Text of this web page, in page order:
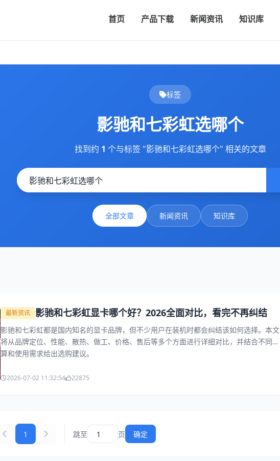
首页 产品下载 新闻资讯 知识库
标签
影驰和七彩虹选哪个
找到约 1 个与标签 "影驰和七彩虹选哪个" 相关的文章
全部文章 新闻资讯 知识库
最新资讯 影驰和七彩虹显卡哪个好？2026全面对比，看完不再纠结
影驰和七彩虹都是国内知名的显卡品牌，但不少用户在装机时都会纠结该如何选择。本文
将从品牌定位、性能、散热、做工、价格、售后等多个方面进行详细对比，并结合不同预
算和使用需求给出选购建议。
2026-07-02 11:32:54 22875
1 跳至 页 确定